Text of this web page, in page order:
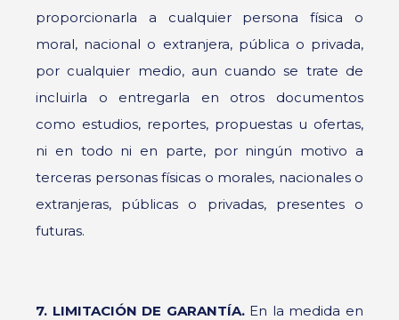
proporcionarla a cualquier persona física o
moral, nacional o extranjera, pública o privada,
por cualquier medio, aun cuando se trate de
incluirla o entregarla en otros documentos
como estudios, reportes, propuestas u ofertas,
ni en todo ni en parte, por ningún motivo a
terceras personas físicas o morales, nacionales o
extranjeras, públicas o privadas, presentes o
futuras.
7. LIMITACIÓN DE GARANTÍA.En la medida en